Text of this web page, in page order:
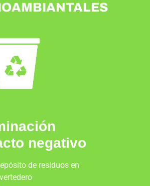
negativo
de residuos en
vertedero